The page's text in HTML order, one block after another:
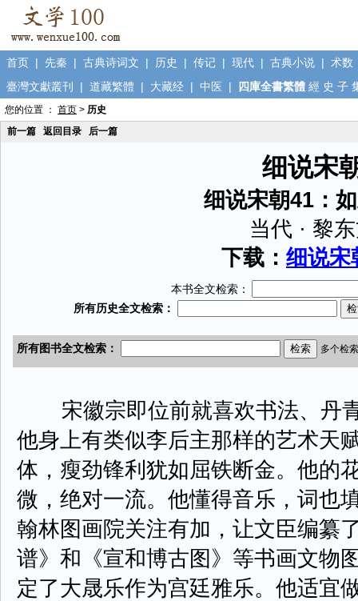
首页 | 先秦 | 古典诗词文 | 历史 | 传记 | 现代 | 古典小说 | 术数
臺灣文獻叢刊
| 道藏繁體 | 大藏经 | 中医 | 四庫全書繁體 經 史 子
您的位置 ： 首页 > 历史
前一篇
返回目录 后一篇
细说宋
细说宋朝41：
当代 · 黎
下载： 细说
本书全文检索：
宋徽宗即位前就喜欢书法、丹
他身上有类似李后主那样的艺术天
体，瘦劲锋利犹如屈铁断金。他的
微，绝对一流。他懂得音乐，词也
翰林图画院关注有加，让文臣编纂
谱》和《宣和博古图》等书画文物
定了大晟乐作为宫廷雅乐。他适宜